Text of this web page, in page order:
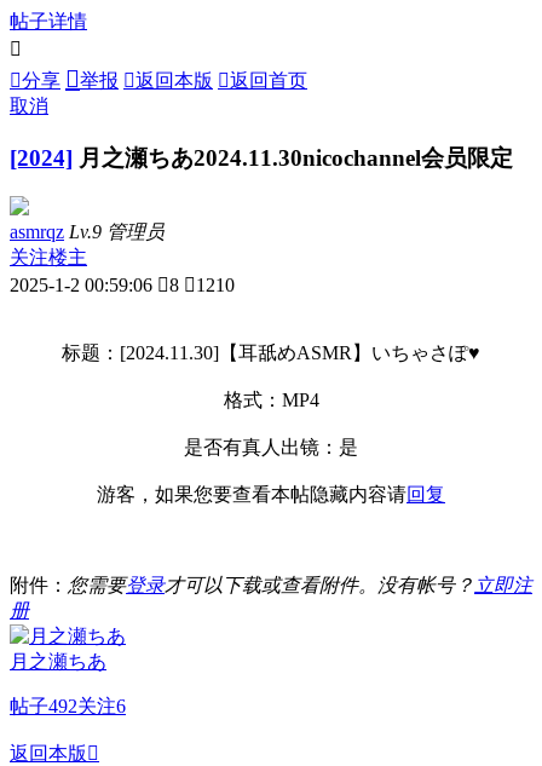
帖子详情

分享 举报 返回本版 返回首页
取消
[2024] 月之瀬ちあ2024.11.30nicochannel会员限定
asmrqz Lv.9 管理员
关注楼主
2025-1-2 00:59:06 8 1210
标题：[2024.11.30]【耳舐めASMR】いちゃさぽ♥
格式：MP4
是否有真人出镜：是
游客，如果您要查看本帖隐藏内容请回复
附件： 您需要登录才可以下载或查看附件。没有帐号？ 立即注
册
月之瀬ちあ
帖子492关注6
返回本版 